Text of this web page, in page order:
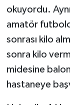
okuyordu.
amatör
sonrası kilo
sonra kilo
midesine
hastaneye